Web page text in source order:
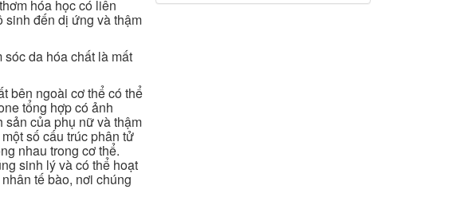
hóa học có liên
sinh đến dị ứng và thậm
da hóa chất là mất
bên ngoài cơ thể có thể
tổng hợp có ảnh
sản của phụ nữ và thậm
số cấu trúc phân tử
nhau trong cơ thể.
sinh lý và có thể hoạt
tế bào, nơi chúng